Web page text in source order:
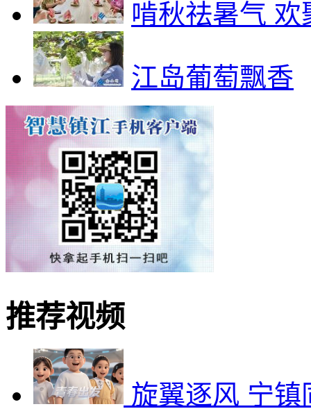
啃秋祛暑气 欢
江岛葡萄飘香
推荐视频
旋翼逐风 宁